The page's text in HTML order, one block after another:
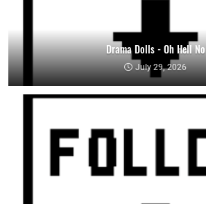
Drama Dolls - Oh Hell No
July 29, 2026